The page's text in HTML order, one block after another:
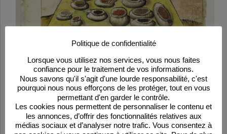
Les épices : santé, croyances et fantasmes au Moyen
Âge
Arômes, saveurs, couleurs, propriétés thérapeutiques
et diététiques, les épices entrent dans l’imaginaire
des médiévaux…
Lire la suite
Politique de confidentialité
Lorsque vous utilisez nos services, vous nous faites
confiance pour le traitement de vos informations.
Nous savons qu'il s'agit d'une lourde responsabilité, c'est
pourquoi nous nous efforçons de les protéger, tout en vous
permettant d'en garder le contrôle.
Les cookies nous permettent de personnaliser le contenu et
les annonces, d’offrir des fonctionnalités relatives aux
médias sociaux et d’analyser notre trafic. Vous consentez à